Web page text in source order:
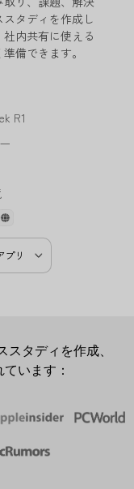
タディを作成し
内共有に使える
備できます。
ュー
4.8
境
スタディを作成、
います：